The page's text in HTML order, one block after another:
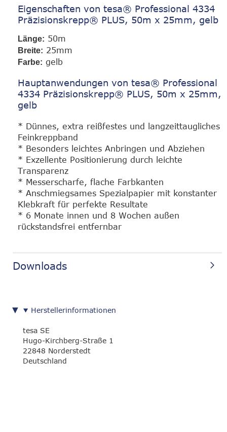
Eigenschaften von tesa® Professional 4334
Präzisionskrepp® PLUS, 50m x 25mm, gelb
Länge: 50m
Breite: 25mm
Farbe: gelb
Hauptanwendungen von tesa® Professional
4334 Präzisionskrepp® PLUS, 50m x 25mm,
gelb
* Dünnes, extra reißfestes und langzeittaugliches
Feinkreppband
* Besonders leichtes Anbringen und Abziehen
* Exzellente Positionierung durch leichte
Transparenz
* Messerscharfe, flache Farbkanten
* Anschmiegsames Spezialpapier mit konstanter
Klebkraft für perfekte Resultate
* 6 Monate innen und 8 Wochen außen
rückstandsfrei entfernbar
Downloads
Herstellerinformationen
tesa SE
Hugo-Kirchberg-Straße 1
22848 Norderstedt
Deutschland